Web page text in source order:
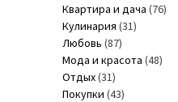
Квартира и дача (76)
Кулинария (31)
Любовь (87)
Мода и красота (48)
Отдых(31)
Покупки (43)